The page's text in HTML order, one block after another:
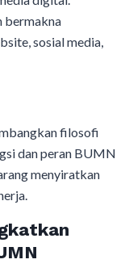
bermakna
sosial media,
filosofi
dan peran BUMN
menyiratkan